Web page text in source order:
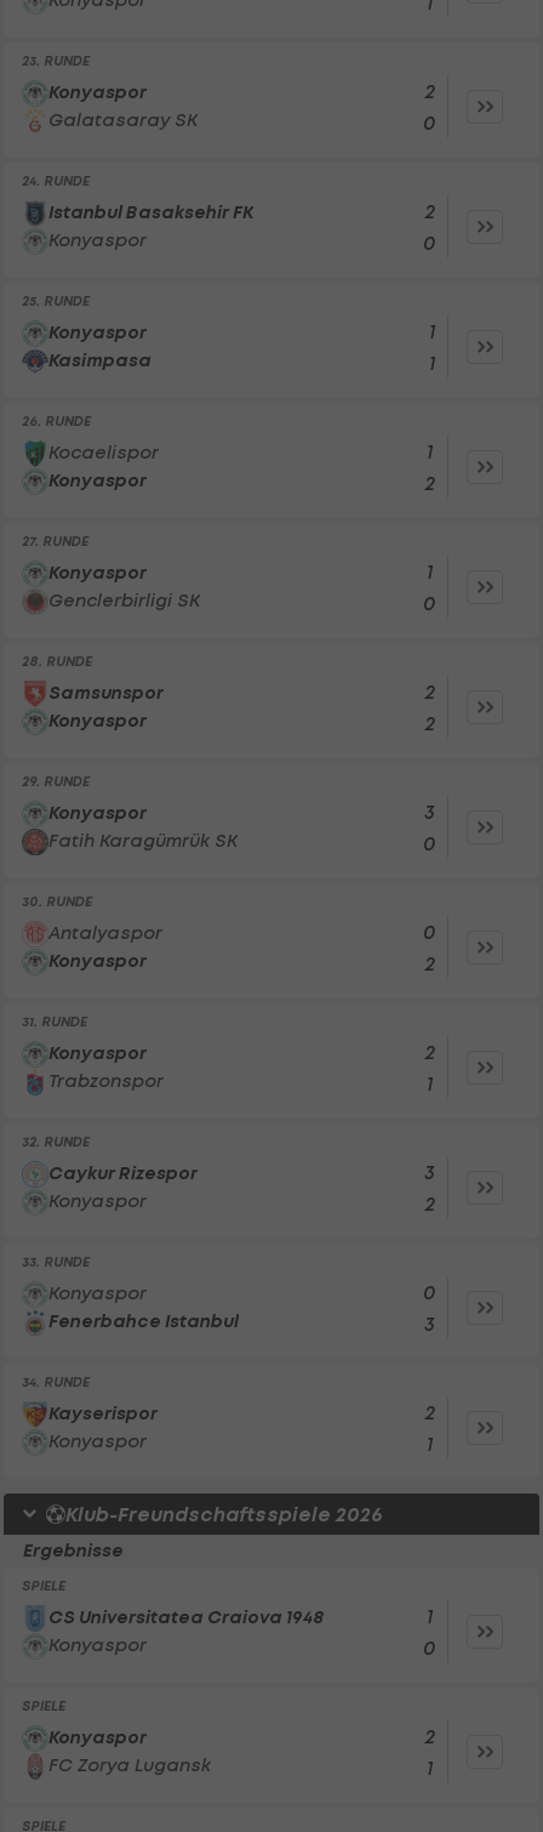
23. RUNDE
Konyaspor
Galatasaray SK
2
0
24. RUNDE
Istanbul Basaksehir FK
Konyaspor
2
0
25. RUNDE
Konyaspor
Kasimpasa
1
1
26. RUNDE
Kocaelispor
Konyaspor
1
2
27. RUNDE
Konyaspor
Genclerbirligi SK
1
0
28. RUNDE
Samsunspor
Konyaspor
2
2
29. RUNDE
Konyaspor
Fatih Karagümrük SK
3
0
30. RUNDE
Antalyaspor
Konyaspor
0
2
31. RUNDE
Konyaspor
Trabzonspor
2
1
32. RUNDE
Caykur Rizespor
Konyaspor
3
2
33. RUNDE
Konyaspor
Fenerbahce Istanbul
0
3
34. RUNDE
Kayserispor
Konyaspor
2
1
Klub-Freundschaftsspiele 2026
Ergebnisse
SPIELE
CS Universitatea Craiova 1948
Konyaspor
1
0
SPIELE
Konyaspor
FC Zorya Lugansk
2
1
SPIELE